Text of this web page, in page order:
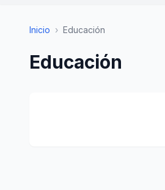
Inicio › Educación
Educación